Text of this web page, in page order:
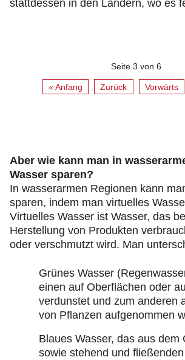
stattdessen in den Ländern, wo es
Seite 3 von 6
« Anfang Zurück Vorwärts
Aber wie kann man in
Wasser sparen?
In wasserarmen Regionen kann
sparen, indem man virtuelles
Virtuelles Wasser ist Wasser, das
Herstellung von Produkten
oder verschmutzt wird. Man
Grünes Wasser
einen auf Oberflächen oder
verdunstet und zum anderen
von Pflanzen aufgenommen
Blaues Wasser, das aus dem
sowie stehend und